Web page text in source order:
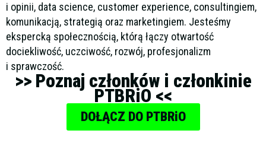
i opinii, data science, customer experience, consultingiem,
komunikacją, strategią oraz marketingiem. Jesteśmy
ekspercką społecznością, którą łączy otwartość
dociekliwość, uczciwość, rozwój, profesjonalizm
i sprawczość.
>> Poznaj członków i członkinie
PTBRiO <<
DOŁĄCZ DO PTBRiO